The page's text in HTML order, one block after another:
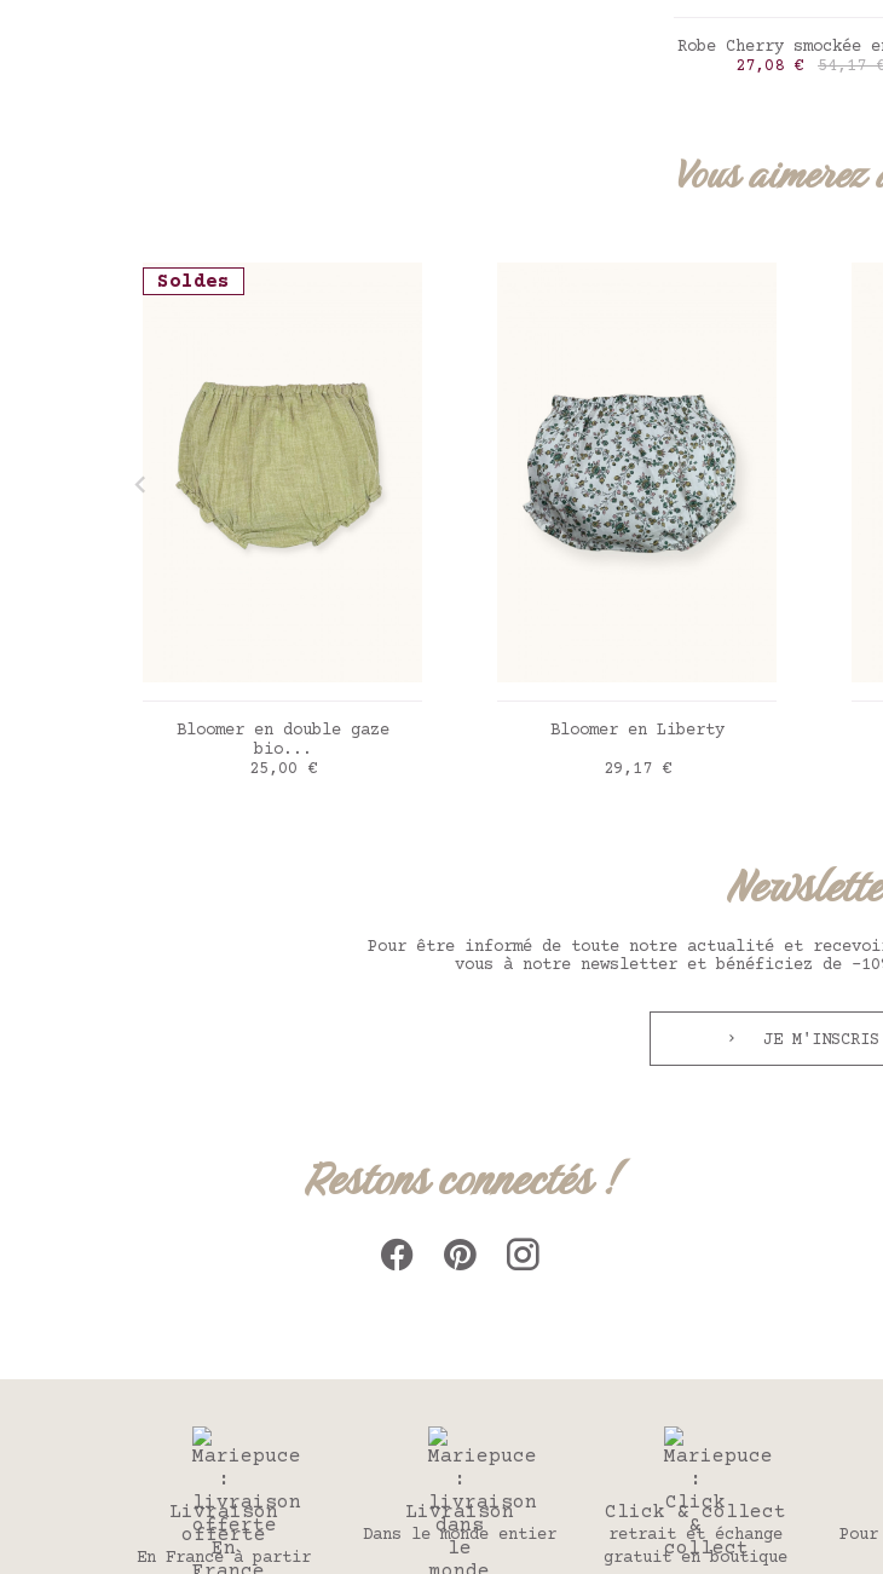
AJOUTER AU
Robe Cherry smockée
Prix
27,08 € Prix de
54,17
Vous
Soldes
AJOUTER AU PANIER
Bloomer en double gaze
bio...
Prix
25,00 €
AJOUTER AU PANIER
Bloomer en Liberty
Prix
29,17 €
Pour être informé de toute notre actualité et
vous à notre newsletter et bénéficiez de -
JE
Restons connectés !
Livraison
offerte
En France à partir
Livraison
Dans le monde entier
Click & collect
retrait et échange
gratuit en boutique